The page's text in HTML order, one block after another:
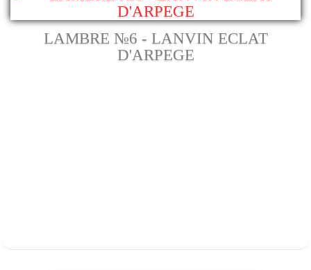
LAMBRE №6 - LANVIN ECLAT
D'ARPEGE